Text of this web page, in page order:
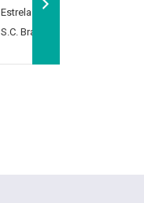
Estrela do Norte F.C.
S.C. Brasil Capixaba